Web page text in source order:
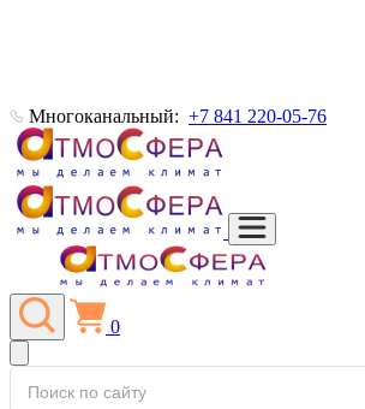
Многоканальный: +7 841 220-05-76
0